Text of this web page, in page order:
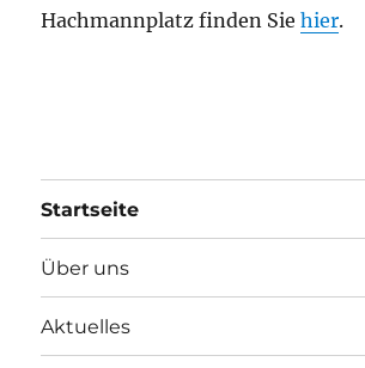
Hachmannplatz finden Siehier.
Startseite
Über uns
Aktuelles